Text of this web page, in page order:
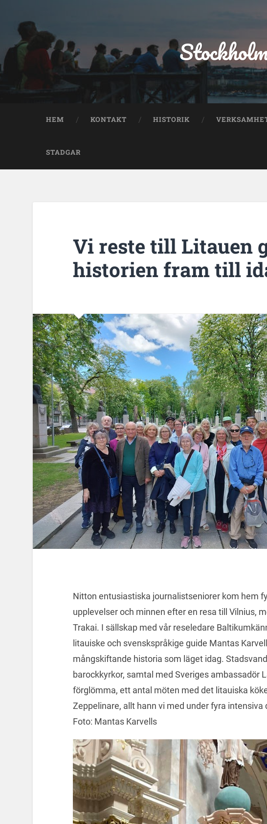
HEM KONTAKT HISTORIK
STADGAR
Vi reste till Litauen
historien fram till
Nitton entusiastiska journalistseniorer kom hem
upplevelser och minnen efter en resa till Vilnius,
Trakai. I sällskap med vår reseledare
litauiske och svenskspråkige guide Mantas
mångskiftande historia som läget idag.
barockkyrkor, samtal med Sveriges ambassadör
förglömma, ett antal möten med det litauiska
Zeppelinare, allt hann vi med under fyra intensiva
Foto: Mantas Karvells